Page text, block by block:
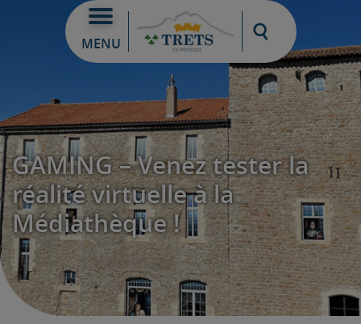
MENU
Moteur de
GAMING – Venez tester la
réalité virtuelle à la
Médiathèque !